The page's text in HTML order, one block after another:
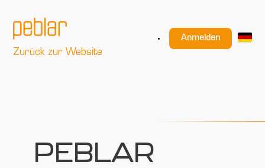
Zurück zur Website
Anmelden
PEBLAR